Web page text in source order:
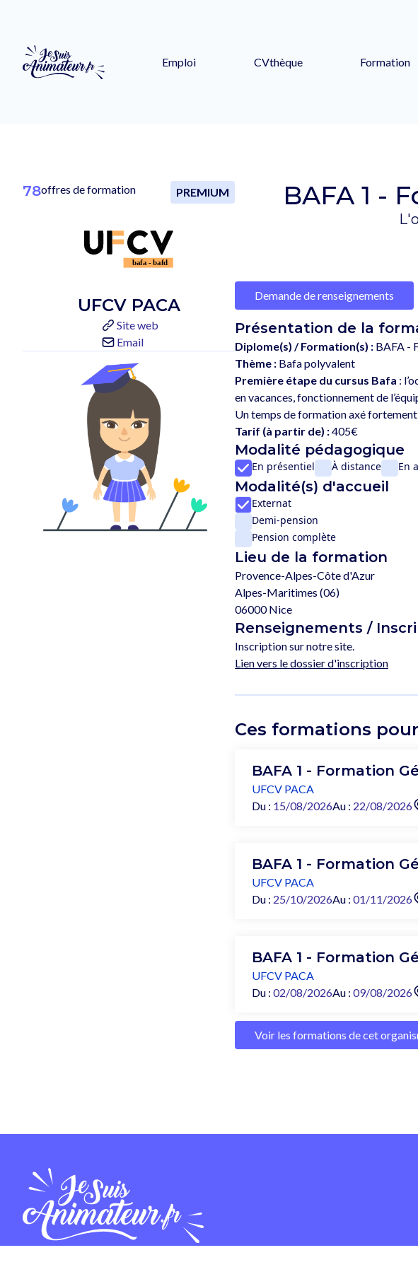
Emploi CVthèque Formation
78offres de formation PREMIUM
UFCV PACA
Site web
Email
BAFA 1 -
Demande de renseignements
Présentation de la
Diplome(s) / Formation(s) : BAFA -
Thème : Bafa polyvalent
Première étape du cursus Bafa :
en vacances, fonctionnement de
Tarif (à partir de) :405€
Modalité pédagogique
En présentiel À distance En
Modalité(s) d'accueil
Externat
Demi-pension
Pension complète
Lieu de la formation
Provence-Alpes-Côte d'Azur
Alpes-Maritimes (06)
06000 Nice
Renseignements /
Inscription sur notre site.
Lien vers le dossier d'inscription
Ces formations
BAFA 1 - Formation
UFCV PACA
Du : 15/08/2026Au : 22/08/2026
BAFA 1 - Formation
UFCV PACA
Du : 25/10/2026Au : 01/11/2026
BAFA 1 - Formation
UFCV PACA
Du : 02/08/2026Au : 09/08/2026
Voir les formations de cet